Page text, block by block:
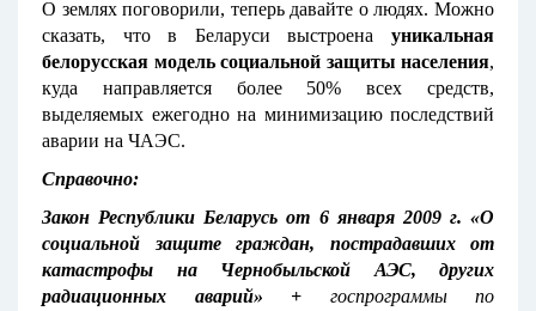
О землях поговорили, теперь давайте о людях. Можно
сказать, что в Беларуси выстроена уникальная
белорусская модель социальной защиты населения,
куда направляется более 50% всех средств,
выделяемых ежегодно на минимизацию последствий
аварии на ЧАЭС.
Справочно:
Закон Республики Беларусь от 6 января 2009 г. «О
социальной защите граждан, пострадавших от
катастрофы на Чернобыльской АЭС, других
радиационных аварий» + госпрограммы
по